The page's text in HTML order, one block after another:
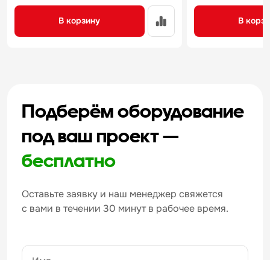
В корзину В
Подберём оборудование
под ваш проект —
бесплатно
Оставьте заявку и наш менеджер свяжется
с вами в течении 30 минут в рабочее время.